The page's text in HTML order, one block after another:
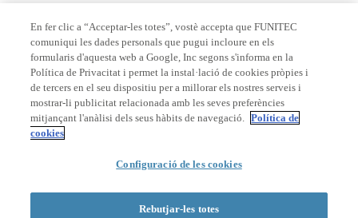
Membre de
Acreditacions
© 2026 La Salle Campus Barcelona - URL |Avís legal
Formulari de cerca
En fer clic a “Acceptar-les totes”, vostè accepta que FUNITEC
comuniqui les dades personals que pugui incloure en els
formularis d'aquesta web a Google, Inc segons s'informa en la
Política de Privacitat i permet la instal·lació de cookies pròpies i
de tercers en el seu dispositiu per a millorar els nostres serveis i
mostrar-li publicitat relacionada amb les seves preferències
mitjançant l'anàlisi dels seus hàbits de navegació. Política de
cookies
Configuració de les cookies
Rebutjar-les totes